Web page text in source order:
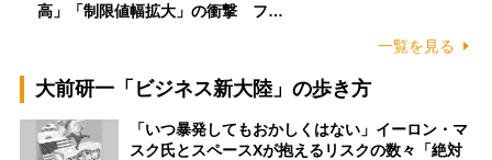
高」「制限値幅拡大」の衝撃 フ…
一覧を見る
大前研一「ビジネス新大陸」の歩き方
「いつ暴発してもおかしくはない」イーロン・マ
スク氏とスペースXが抱えるリスクの数々「絶対